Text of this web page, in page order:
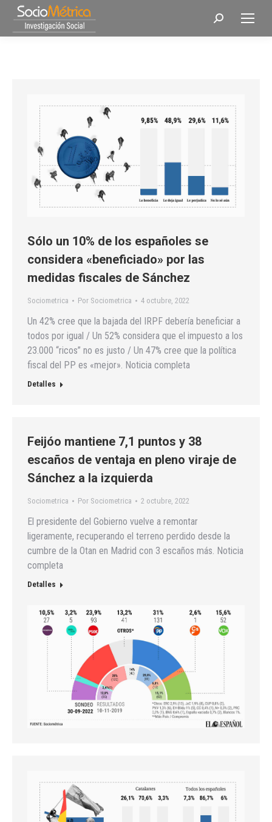
Buscar:
Sólo un 10% de los españoles se
considera «beneficiado» por las
medidas fiscales de Sánchez
Sociometrica Por Sociometrica 4 octubre, 2022
Un 42% cree que la bajada del IRPF debería beneficiar a
todos por igual / Un 52% considera que el impuesto a los
23.000 “ricos” no es justo / Un 47% cree que la política
fiscal del PP es «mejor». Noticia completa
Detalles
Feijóo mantiene 7,1 puntos y 38
escaños de ventaja en pleno viraje de
Sánchez a la izquierda
Sociometrica Por Sociometrica 2 octubre, 2022
El presidente del Gobierno vuelve a remontar
ligeramente, recuperando el terreno perdido desde la
cumbre de la Otan en Madrid con 3 escaños más. Noticia
completa
Detalles